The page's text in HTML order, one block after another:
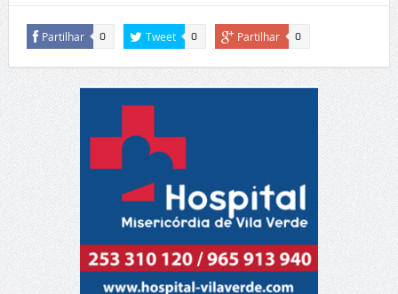
Partilhar 0 Tweet 0 Partilhar 0